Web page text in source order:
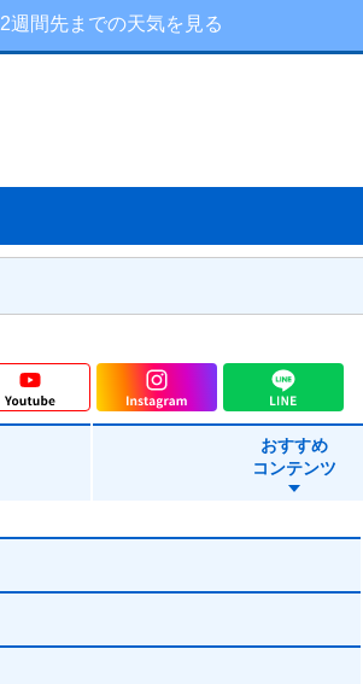
2週間先までの天気を見る
糸満市
おすすめ
コンテンツ